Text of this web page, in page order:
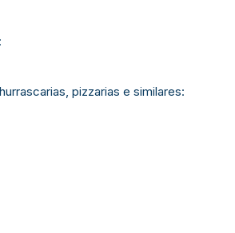
pizzarias e similares: